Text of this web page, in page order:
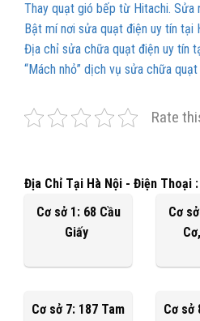
Thay quạt gió bếp từ Hitachi. Sửa
Bật mí nơi sửa quạt điện uy tín tại
Địa chỉ sửa chữa quạt điện uy tín
“Mách nhỏ” dịch vụ sửa chữa
Rate
Địa Chỉ Tại Hà Nội - Điện Thoại :
Cơ sở 1: 68 Cầu
Giấy
Cơ
Cơ sở 7: 187 Tam Cơ sở